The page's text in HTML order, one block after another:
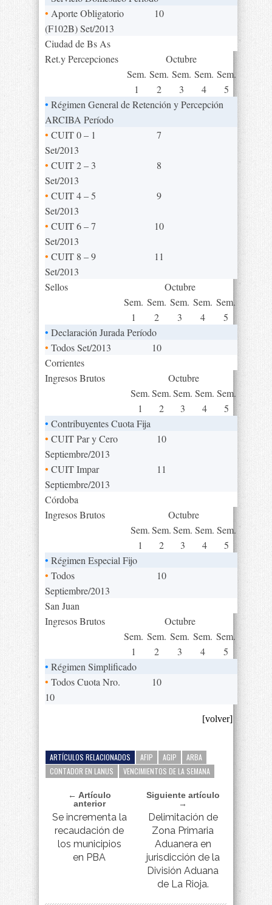
• Aporte Obligatorio
(F102B) Set/2013
10
Ciudad de Bs As
Ret.y Percepciones
Octubre
Sem.
1
Sem.
2
Sem.
3
Sem.
4
Sem.
5
• Régimen General de Retención y Percepción
ARCIBA Período
• CUIT 0 – 1
Set/2013
7
• CUIT 2 – 3
Set/2013
8
• CUIT 4 – 5
Set/2013
9
• CUIT 6 – 7
Set/2013
10
• CUIT 8 – 9
Set/2013
11
Sellos
Octubre
Sem.
1
Sem.
2
Sem.
3
Sem.
4
Sem.
5
• Declaración Jurada Período
• Todos Set/2013
10
Corrientes
Ingresos Brutos
Octubre
Sem.
1
Sem.
2
Sem.
3
Sem.
4
Sem.
5
• Contribuyentes Cuota Fija
• CUIT Par y Cero
Septiembre/2013
10
• CUIT Impar
Septiembre/2013
11
Córdoba
Ingresos Brutos
Octubre
Sem.
1
Sem.
2
Sem.
3
Sem.
4
Sem.
5
• Régimen Especial Fijo
• Todos
Septiembre/2013
10
San Juan
Ingresos Brutos
Octubre
Sem.
1
Sem.
2
Sem.
3
Sem.
4
Sem.
5
• Régimen Simplificado
• Todos Cuota Nro.
10
10
[volver]
ARTÍCULOS RELACIONADOS AFIP AGIP
ARBA
CONTADOR EN LANUS
VENCIMIENTOS DE LA SEMANA
← Artículo
anterior
Se incrementa la
recaudación de
los municipios
en PBA
Siguiente artículo
→
Delimitación de
Zona Primaria
Aduanera en
jurisdicción de la
División Aduana
de La Rioja.